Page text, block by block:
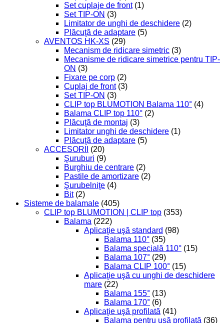
Set cuplaje de front (1)
Set TIP-ON (3)
Limitator de unghi de deschidere (2)
Plăcuţă de adaptare (5)
AVENTOS HK-XS (29)
Mecanism de ridicare simetric (3)
Mecanisme de ridicare simetrice pentru TIP-
ON (3)
Fixare pe corp (2)
Cuplaj de front (3)
Set TIP-ON (3)
CLIP top BLUMOTION Balama 110° (4)
Balama CLIP top 110° (2)
Plăcuţă de montaj (3)
Limitator unghi de deschidere (1)
Plăcuţă de adaptare (5)
ACCESORII
(20)
Şuruburi (9)
Burghiu de centrare (2)
Pastile de amortizare (2)
Şurubelniţe (4)
Bit (2)
Sisteme de balamale (405)
CLIP top BLUMOTION | CLIP top (353)
Balama (222)
Aplicaţie uşă standard (98)
Balama 110° (35)
Balama specială 110° (15)
Balama 107° (29)
Balama CLIP 100° (15)
Aplicaţie uşă cu unghi de deschidere
mare (22)
Balama 155° (13)
Balama 170° (6)
Aplicaţie uşă profilată (41)
Balama pentru ușă profilată (36)